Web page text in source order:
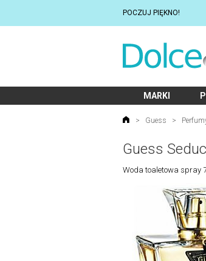
POCZUJ PIĘKNO!
MARKI
> Guess >
Guess
Woda toaletowa spray